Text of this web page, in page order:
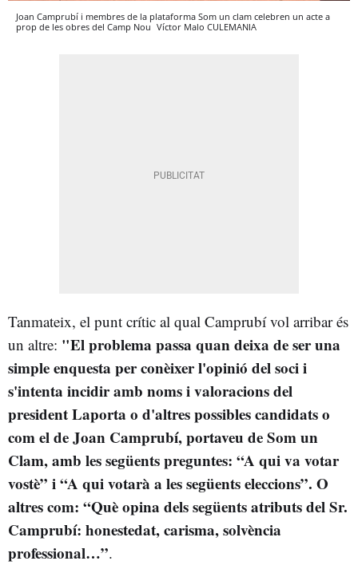
Joan Camprubí i membres de la plataforma Som un clam celebren un acte a
prop de les obres del Camp Nou Víctor Malo CULEMANIA
Tanmateix, el punt crític al qual Camprubí vol arribar és
un altre: "El problema passa quan deixa de ser una
simple enquesta per conèixer l'opinió del soci i
s'intenta incidir amb noms i valoracions del
president Laporta o d'altres possibles candidats o
com el de Joan Camprubí, portaveu de Som un
Clam, amb les següents preguntes: “A qui va votar
vostè” i “A qui votarà a les següents eleccions”. O
altres com: “Què opina dels següents atributs del Sr.
Camprubí: honestedat, carisma, solvència
professional…”.